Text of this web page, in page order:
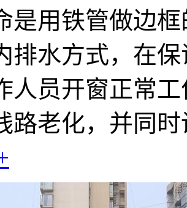
是用铁管做边
排水方式，在
人员开窗正常
路老化，并同